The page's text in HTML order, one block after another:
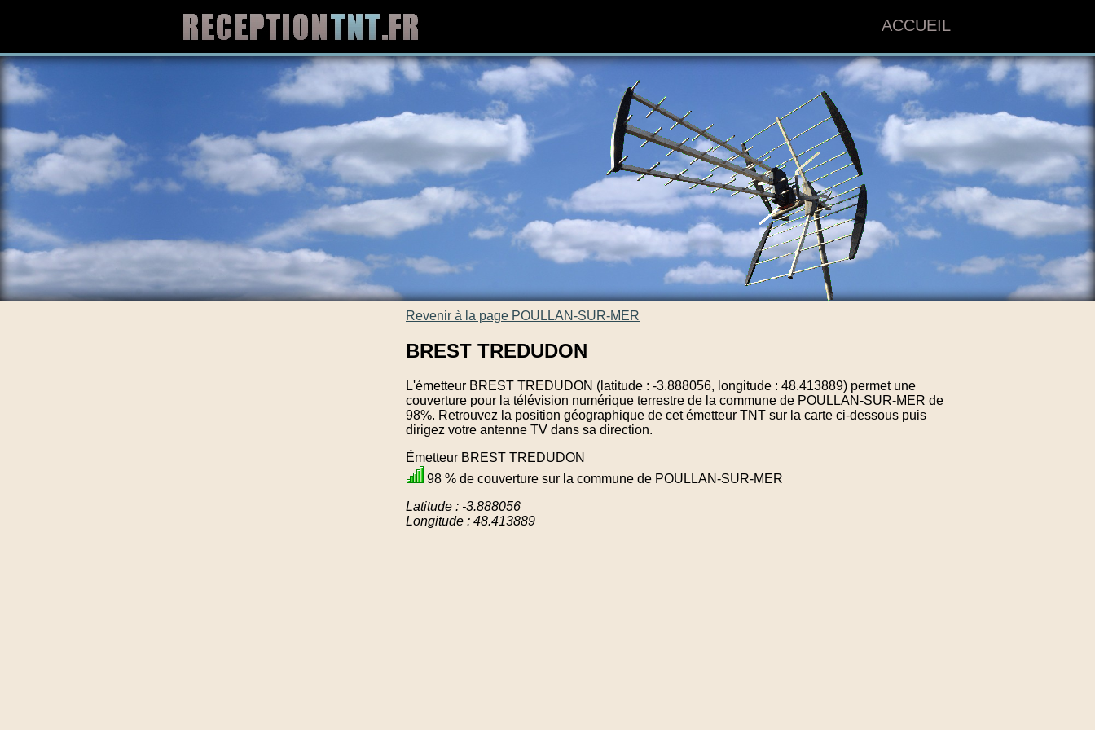
ACCUEIL
Revenir à la page POULLAN-SUR-MER
BREST TREDUDON
L'émetteur BREST TREDUDON (latitude : -3.888056, longitude : 48.413889) permet une
couverture pour la télévision numérique terrestre de la commune de POULLAN-SUR-MER de
98%. Retrouvez la position géographique de cet émetteur TNT sur la carte ci-dessous puis
dirigez votre antenne TV dans sa direction.
Émetteur BREST TREDUDON
98 % de couverture sur la commune de POULLAN-SUR-MER
Latitude : -3.888056
Longitude : 48.413889